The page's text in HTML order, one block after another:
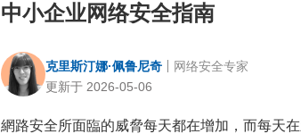
中小企业网络安全指南
克里斯汀娜·佩鲁尼奇
更新于 2026-05-06
网络安全专家
網路安全所面臨的威脅每天都在增加，而每天